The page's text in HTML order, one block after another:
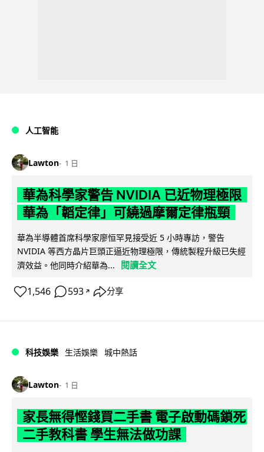
人工智能
Lawton 1 日
華為科學家警告 NVIDIA 已近物理極限
華為「韜定律」可繞過摩爾定律瓶頸
華為半導體首席科學家廖恒罕見接受近 5 小時專訪，警告
NVIDIA 等西方晶片巨頭正逼近物理極限，傳統製程升級已失經
濟效益。他同時介紹華為...
閱讀全文
1,546 593 ↗ 分享
科技娛樂 生活娛樂 城中熱話
Lawton 1 日
家長無得慳錢買二手書 電子啟動碼鎖死
二手教科書 學生無法做功課